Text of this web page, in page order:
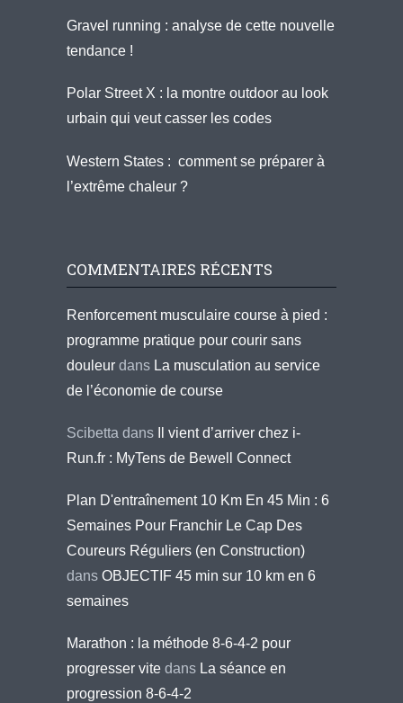
Gravel running : analyse de cette nouvelle
tendance !
Polar Street X : la montre outdoor au look
urbain qui veut casser les codes
Western States : comment se préparer à
l’extrême chaleur ?
COMMENTAIRES RÉCENTS
Renforcement musculaire course à pied :
programme pratique pour courir sans
douleur dans La musculation au service
de l’économie de course
Scibetta dans
Il vient d’arriver chez i-
Run.fr : MyTens de Bewell Connect
Plan D'entraînement 10 Km En 45 Min : 6
Semaines Pour Franchir Le Cap Des
Coureurs Réguliers (en Construction)
dans OBJECTIF 45 min sur 10 km en 6
semaines
Marathon : la méthode 8-6-4-2 pour
progresser vite dans La séance en
progression 8-6-4-2